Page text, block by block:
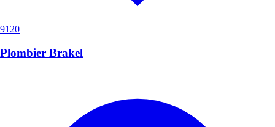
9120
Plombier Brakel